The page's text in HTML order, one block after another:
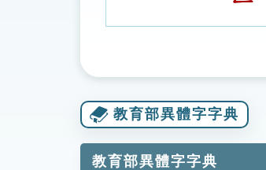
教育部異體字字典
教育部異體字字典